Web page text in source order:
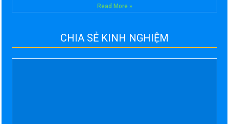
Read More »
CHIA SẺ KINH NGHIỆM